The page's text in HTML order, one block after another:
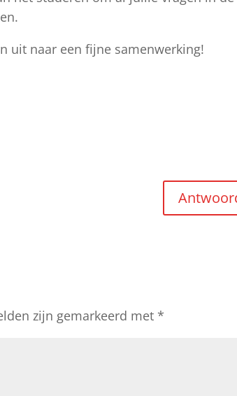
uit naar een fijne samenwerking!
zijn gemarkeerd met *